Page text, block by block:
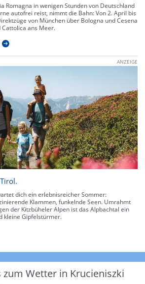
Romagna in wenigen Stunden von Deutschland
autofrei reist, nimmt die Bahn: Von 2. April bis
von München über Bologna und Cesena
Cattolica ans Meer.
ANZEIGE
dich ein erlebnisreicher Sommer:
Klammen, funkelnde Seen. Umrahmt
der Kitzbüheler Alpen ist das Alpbachtal ein
kleine Gipfelstürmer.
Wetter in Krucieniszki